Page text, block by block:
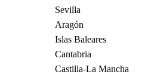
Sevilla
Aragón
Islas Baleares
Cantabria
Castilla-La Mancha